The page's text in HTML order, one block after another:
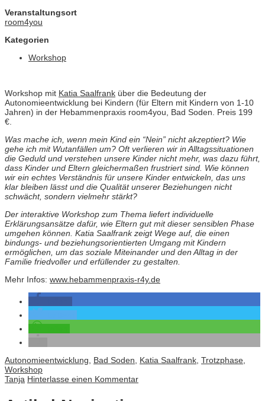
Veranstaltungsort
room4you
Kategorien
Workshop
Workshop mit Katia Saalfrank über die Bedeutung der
Autonomieentwicklung bei Kindern (für Eltern mit Kindern von 1-10
Jahren) in der Hebammenpraxis room4you, Bad Soden. Preis 199
€.
Was mache ich, wenn mein Kind ein “Nein” nicht akzeptiert? Wie
gehe ich mit Wutanfällen um? Oft verlieren wir in Alltagssituationen
die Geduld und verstehen unsere Kinder nicht mehr, was dazu führt,
dass Kinder und Eltern gleichermaßen frustriert sind. Wie können
wir ein echtes Verständnis für unsere Kinder entwickeln, das uns
klar bleiben lässt und die Qualität unserer Beziehungen nicht
schwächt, sondern vielmehr stärkt?
Der interaktive Workshop zum Thema liefert individuelle
Erklärungsansätze dafür, wie Eltern gut mit dieser sensiblen Phase
umgehen können. Katia Saalfrank zeigt Wege auf, die einen
bindungs- und beziehungsorientierten Umgang mit Kindern
ermöglichen, um das soziale Miteinander und den Alltag in der
Familie friedvoller und erfüllender zu gestalten.
Mehr Infos: www.hebammenpraxis-r4y.de
Autonomieentwicklung Bad Soden Katia Saalfrank Trotzphase
Workshop
Tanja Hinterlasse einen Kommentar